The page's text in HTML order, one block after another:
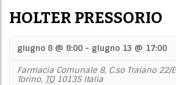
HOLTER PRESSORIO
giugno 8 @ 8:00 - giugno 13 @ 17:00
Farmacia Comunale 8, C.so Traiano 22/E
Torino, TO 10135 Italia